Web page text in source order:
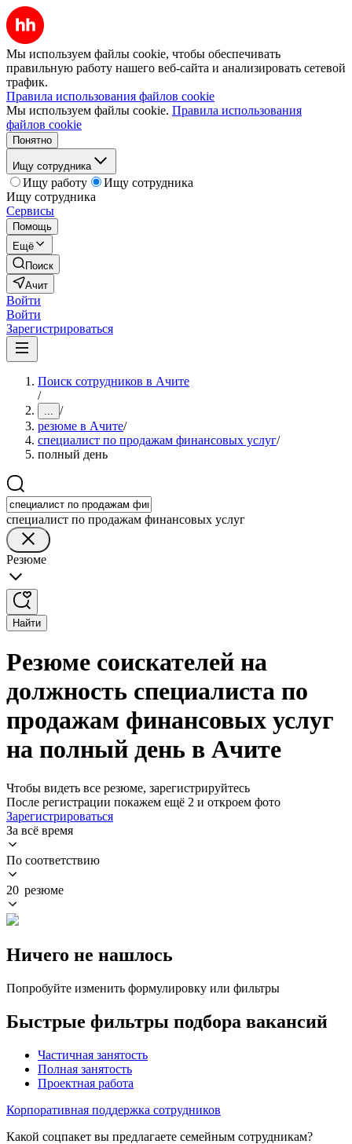
Мы используем файлы cookie, чтобы обеспечивать
правильную работу нашего веб-сайта и анализировать сетевой
трафик.
Правила использования файлов cookie
Мы используем файлы cookie. Правила использования
файлов cookie
Понятно
Ищу сотрудника
Ищу работу
Ищу сотрудника
Ищу сотрудника
Сервисы
Помощь
Ещё
Поиск
Ачит
Войти
Войти
Зарегистрироваться
Поиск сотрудников в Ачите
/
... /
резюме в Ачите/
специалист по продажам финансовых услуг/
полный день
специалист по продажам финансовых услуг
Резюме
Найти
Резюме соискателей на
должность специалиста по
продажам финансовых услуг
на полный день в Ачите
Чтобы видеть все резюме, зарегистрируйтесь
После регистрации покажем ещё 2 и откроем фото
Зарегистрироваться
За всё время
По соответствию
20 резюме
Ничего не нашлось
Попробуйте изменить формулировку или фильтры
Быстрые фильтры подбора вакансий
Частичная занятость
Полная занятость
Проектная работа
Корпоративная поддержка сотрудников
Какой соцпакет вы предлагаете семейным сотрудникам?